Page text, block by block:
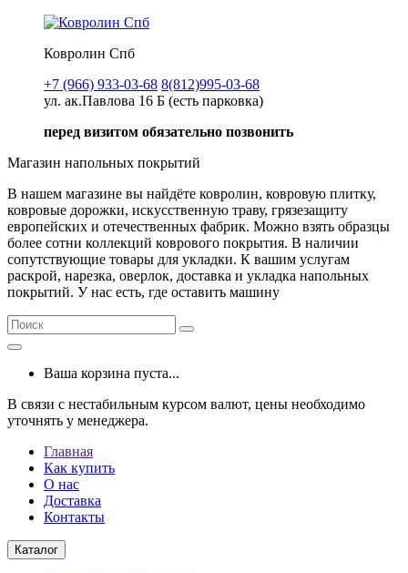
Ковролин Спб
+7 (966) 933-03-68 8(812)995-03-68
ул. ак.Павлова 16 Б (есть парковка)
перед визитом обязательно позвонить
Магазин напольных покрытий
В нашем магазине вы найдёте ковролин, ковровую плитку,
ковровые дорожки, искусственную траву, грязезащиту
европейских и отечественных фабрик. Можно взять образцы
более сотни коллекций коврового покрытия. В наличии
сопутствующие товары для укладки. К вашим услугам
раскрой, нарезка, оверлок, доставка и укладка напольных
покрытий. У нас есть, где оставить машину
Ваша корзина пуста...
В связи с нестабильным курсом валют, цены необходимо
уточнять у менеджера.
Главная
Как купить
О нас
Доставка
Контакты
Каталог